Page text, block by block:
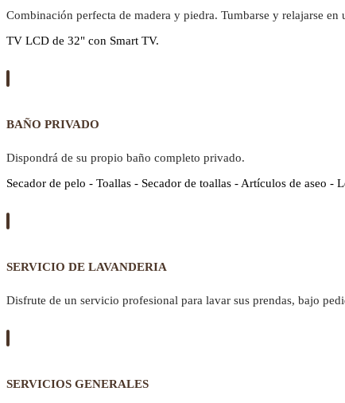
Combinación perfecta de madera y piedra. Tumbarse y relajarse
TV LCD de 32" con Smart TV.
BAÑO PRIVADO
Dispondrá de su propio baño completo privado.
Secador de pelo - Toallas - Secador de toallas - Artículos de aseo -
SERVICIO DE LAVANDERIA
Disfrute de un servicio profesional para lavar sus prendas, bajo
SERVICIOS GENERALES